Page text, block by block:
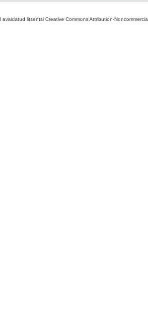
avaldatud litsentsi Creative Commons Attribution-